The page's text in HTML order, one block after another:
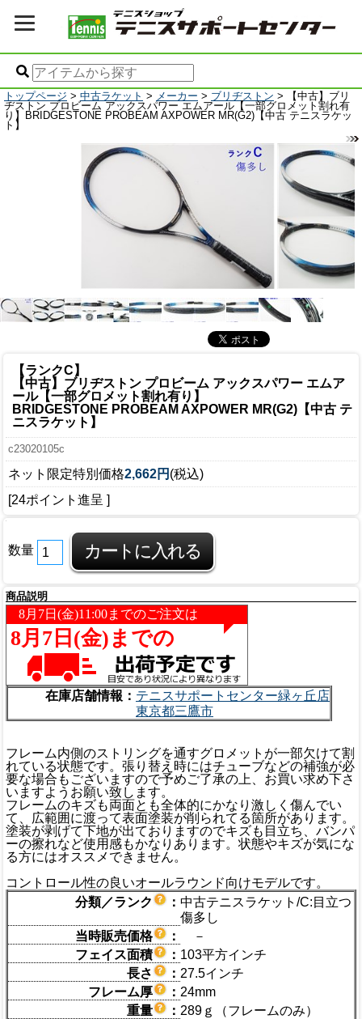
トップページ > 中古ラケット > メーカー > ブリヂストン > 【中古】ブリ
ヂストン プロビーム アックスパワー エムアール【一部グロメット割れ有
り】BRIDGESTONE PROBEAM AXPOWER MR(G2)【中古 テニスラケッ
ト】
【ランクC】
【中古】ブリヂストン プロビーム アックスパワー エムア
ール【一部グロメット割れ有り】
BRIDGESTONE PROBEAM AXPOWER MR(G2)【中古 テ
ニスラケット】
c23020105c
ネット限定特別価格2,662円 (税込)
[24ポイント進呈 ]
数量
商品説明
在庫店舗情報： テニスサポートセンター緑ヶ丘店
東京都三鷹市
フレーム内側のストリングを通すグロメットが一部欠けて割
れている状態です。張り替え時にはチューブなどの補強が必
要な場合もございますので予めご了承の上、お買い求め下さ
いますようお願い致します。
フレームのキズも両面とも全体的にかなり激しく傷んでい
て、広範囲に渡って表面塗装が削られてる箇所があります。
塗装が剥げて下地が出ておりますのでキズも目立ち、バンパ
ーの擦れなど使用感もかなりあります。状態やキズが気にな
る方にはオススメできません。
コントロール性の良いオールラウンド向けモデルです。
分類／ランク
： 中古テニスラケット/C:目立つ
傷多し
当時販売価格
：
－
フェイス面積
： 103平方インチ
長さ
： 27.5インチ
フレーム厚
： 24mm
重量
： 289ｇ（フレームのみ）